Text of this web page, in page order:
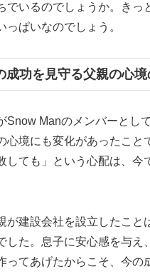
でいるのでしょうか。きっ
っぱいなのでしょう。
成功を見守る父親の心
Snow Manのメンバーとし
心境にも変化があったこと
しても」という心配は、今
が建設会社を設立したこと
した。息子に安心感を与え
ってあげたからこそ、今の